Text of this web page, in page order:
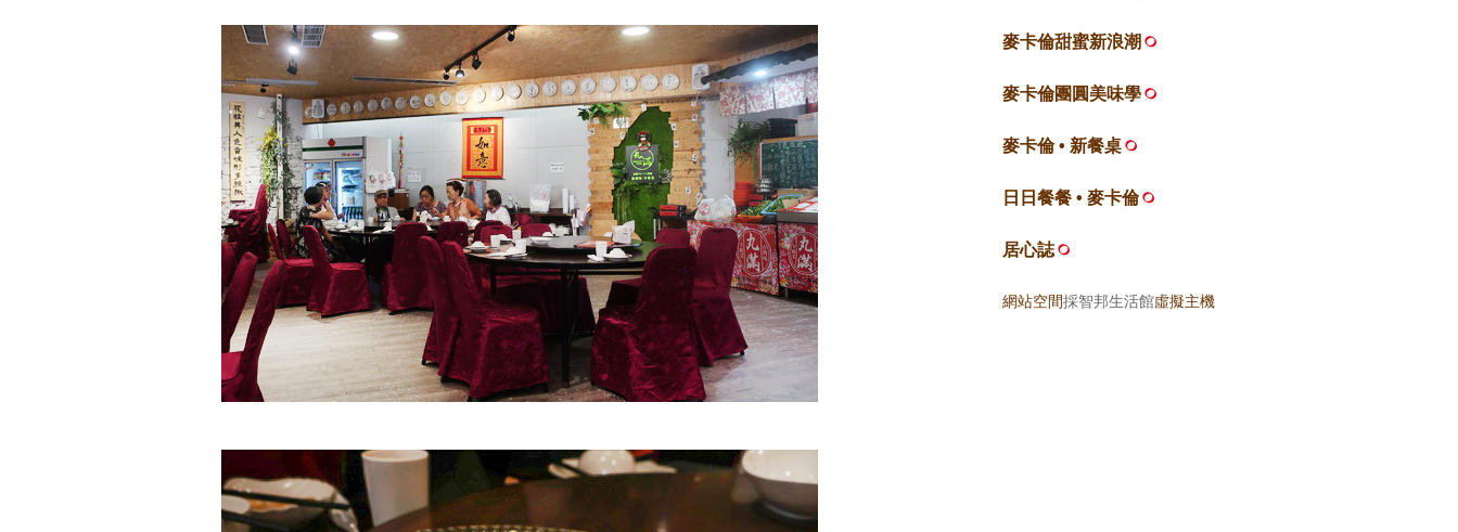
麥卡倫甜蜜新浪潮
麥卡倫團圓美味學
麥卡倫 • 新餐桌
日日餐餐 • 麥卡倫
居心誌
網站空間採智邦生活館虛擬主機